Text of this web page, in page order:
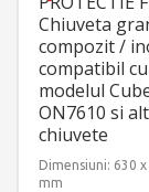
Chiuveta
compozit /
compatibil cu
modelul
ON7610 si
chiuvete
Dimensiuni: 630 x
mm